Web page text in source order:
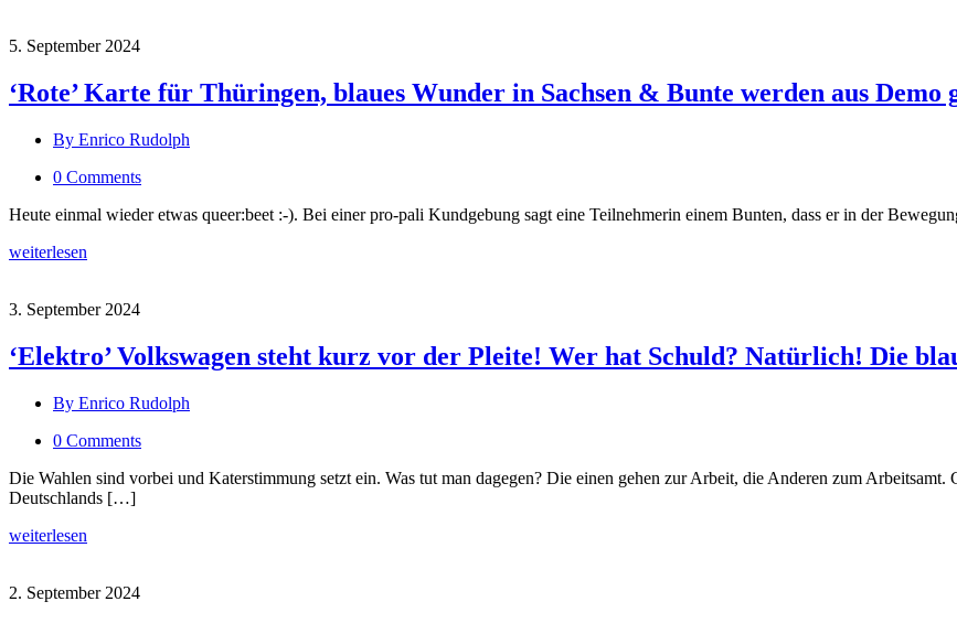
5. September 2024
‘Rote’ Karte für Thüringen, blaues Wunder in Sachsen & Bunte werden aus Demo
By Enrico Rudolph
0 Comments
Heute einmal wieder etwas queer:beet :-). Bei einer pro-pali Kundgebung sagt eine Teilnehmerin einem Bunten, dass er in der
weiterlesen
3. September 2024
‘Elektro’ Volkswagen steht kurz vor der Pleite! Wer hat Schuld? Natürlich! Die
By Enrico Rudolph
0 Comments
Die Wahlen sind vorbei und Katerstimmung setzt ein. Was tut man dagegen? Die einen gehen zur Arbeit, die Anderen zum Arbeitsamt.
Deutschlands […]
weiterlesen
2. September 2024